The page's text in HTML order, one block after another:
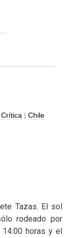
Crítica | Chile
Tazas. El sol
rodeado por
horas y el